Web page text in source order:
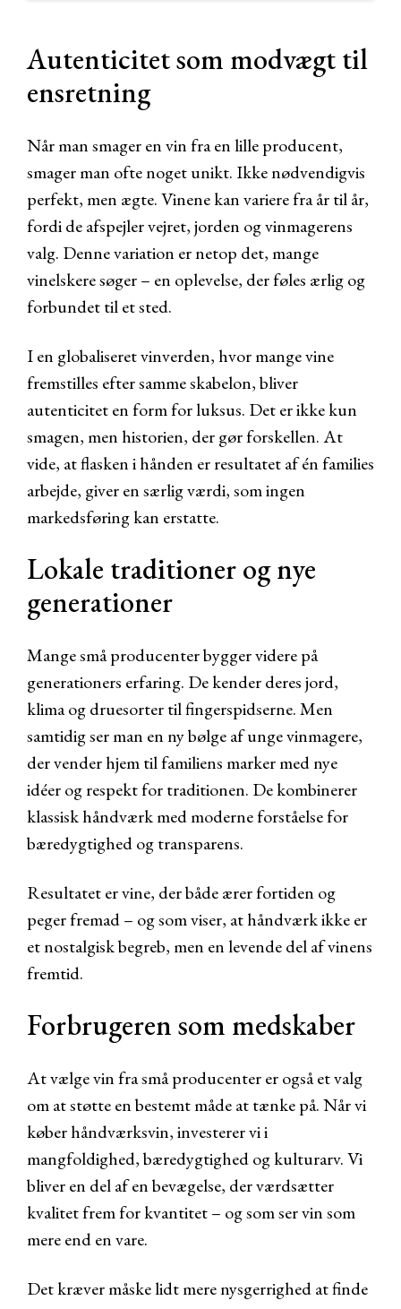
Autenticitet som modvægt til
ensretning
Når man smager en vin fra en lille producent,
smager man ofte noget unikt. Ikke nødvendigvis
perfekt, men ægte. Vinene kan variere fra år til år,
fordi de afspejler vejret, jorden og vinmagerens
valg. Denne variation er netop det, mange
vinelskere søger – en oplevelse, der føles ærlig og
forbundet til et sted.
I en globaliseret vinverden, hvor mange vine
fremstilles efter samme skabelon, bliver
autenticitet en form for luksus. Det er ikke kun
smagen, men historien, der gør forskellen. At
vide, at flasken i hånden er resultatet af én families
arbejde, giver en særlig værdi, som ingen
markedsføring kan erstatte.
Lokale traditioner og nye
generationer
Mange små producenter bygger videre på
generationers erfaring. De kender deres jord,
klima og druesorter til fingerspidserne. Men
samtidig ser man en ny bølge af unge vinmagere,
der vender hjem til familiens marker med nye
idéer og respekt for traditionen. De kombinerer
klassisk håndværk med moderne forståelse for
bæredygtighed og transparens.
Resultatet er vine, der både ærer fortiden og
peger fremad – og som viser, at håndværk ikke er
et nostalgisk begreb, men en levende del af vinens
fremtid.
Forbrugeren som medskaber
At vælge vin fra små producenter er også et valg
om at støtte en bestemt måde at tænke på. Når vi
køber håndværksvin, investerer vi i
mangfoldighed, bæredygtighed og kulturarv. Vi
bliver en del af en bevægelse, der værdsætter
kvalitet frem for kvantitet – og som ser vin som
mere end en vare.
Det kræver måske lidt mere nysgerrighed at finde